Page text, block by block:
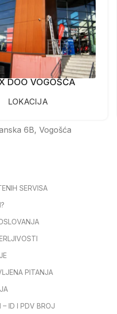
DOO VOGOŠĆA
LOKACIJA
6B, Vogošća
SERVISA
PITANJA
– ID I PDV BROJ